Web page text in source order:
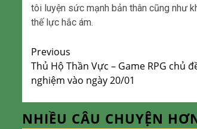
tôi luyện sức mạnh bản thân cũng như
thế lực hắc ám.
Continue
Reading
Previous
Thủ Hộ Thần Vực – Game RPG chủ
nghiệm vào ngày 20/01
NHIỀU CÂU CHUYỆN